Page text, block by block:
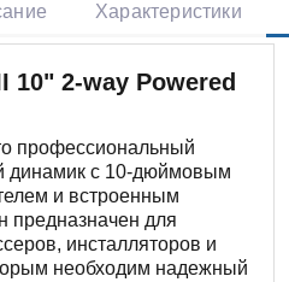
Характеристики
10" 2-way Powered
профессиональный
динамик с 10-дюймовым
и встроенным
предназначен для
инсталляторов и
необходим надежный